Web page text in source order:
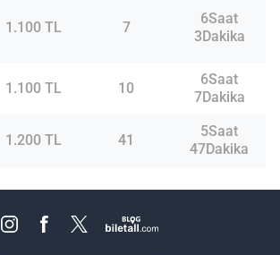
1.100 TL 7
6Saat
3Dakika
1.100 TL 10
6Saat
7Dakika
1.200 TL 41
5Saat
47Dakika